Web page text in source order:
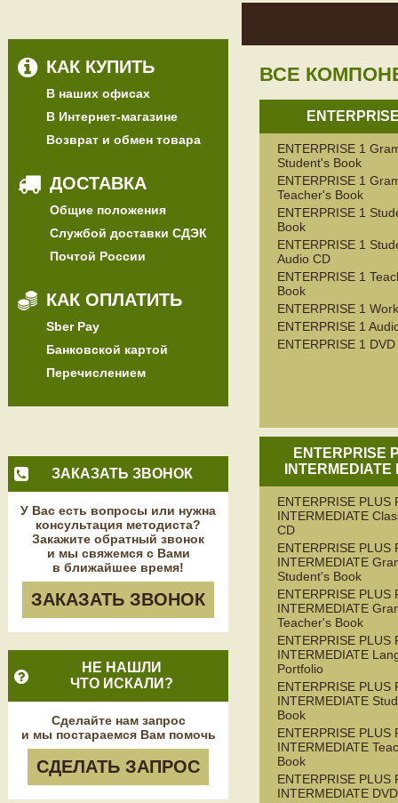
КАК КУПИТЬ
В наших офисах
В Интернет-магазине
Возврат и обмен товара
ДОСТАВКА
Общие положения
Службой доставки СДЭК
Почтой России
КАК ОПЛАТИТЬ
Sber Pay
Банковской картой
Перечислением
ЗАКАЗАТЬ ЗВОНОК
У Вас есть вопросы или нужна
консультация методиста?
Закажите обратный звонок
и мы свяжемся с Вами
в ближайшее время!
ЗАКАЗАТЬ ЗВОНОК
НЕ НАШЛИ
ЧТО ИСКАЛИ?
Сделайте нам запрос
и мы постараемся Вам помочь
СДЕЛАТЬ ЗАПРОС
ВСЕ
ENTERPRISE 1
Student's Book
ENTERPRISE 1
Teacher's Book
ENTERPRISE 1
Book
ENTERPRISE 1
Audio CD
ENTERPRISE 1
Book
ENTERPRISE 1
ENTERPRISE 1
ENTERPRISE 1 DVD
ENTERPRISE
INTERMEDIATE
ENTERPRISE PLUS
INTERMEDIATE
CD
ENTERPRISE PLUS
INTERMEDIATE
Student's Book
ENTERPRISE PLUS
INTERMEDIATE
Teacher's Book
ENTERPRISE PLUS
INTERMEDIATE
Portfolio
ENTERPRISE PLUS
INTERMEDIATE
Book
ENTERPRISE PLUS
INTERMEDIATE
Book
ENTERPRISE PLUS
INTERMEDIATE DVD